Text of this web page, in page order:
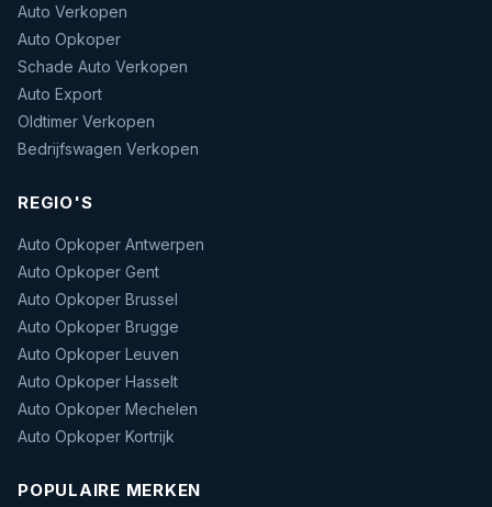
Auto Verkopen
Auto Opkoper
Schade Auto Verkopen
Auto Export
Oldtimer Verkopen
Bedrijfswagen Verkopen
REGIO'S
Auto Opkoper Antwerpen
Auto Opkoper Gent
Auto Opkoper Brussel
Auto Opkoper Brugge
Auto Opkoper Leuven
Auto Opkoper Hasselt
Auto Opkoper Mechelen
Auto Opkoper Kortrijk
POPULAIRE MERKEN